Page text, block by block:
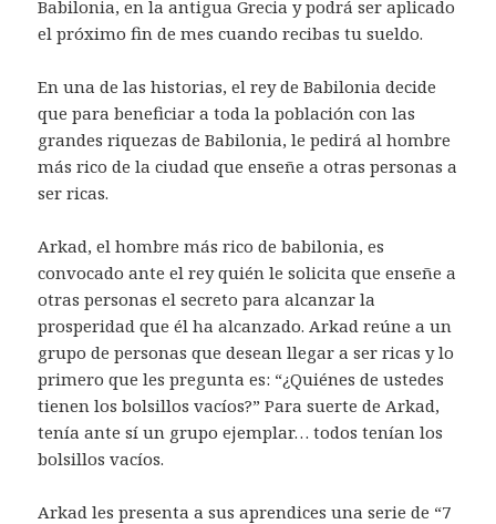
Babilonia, en la antigua Grecia y podrá ser aplicado
el próximo fin de mes cuando recibas tu sueldo.
En una de las historias, el rey de Babilonia decide
que para beneficiar a toda la población con las
grandes riquezas de Babilonia, le pedirá al hombre
más rico de la ciudad que enseñe a otras personas a
ser ricas.
Arkad, el hombre más rico de babilonia, es
convocado ante el rey quién le solicita que enseñe a
otras personas el secreto para alcanzar la
prosperidad que él ha alcanzado. Arkad reúne a un
grupo de personas que desean llegar a ser ricas y lo
primero que les pregunta es: “¿Quiénes de ustedes
tienen los bolsillos vacíos?” Para suerte de Arkad,
tenía ante sí un grupo ejemplar… todos tenían los
bolsillos vacíos.
Arkad les presenta a sus aprendices una serie de “7